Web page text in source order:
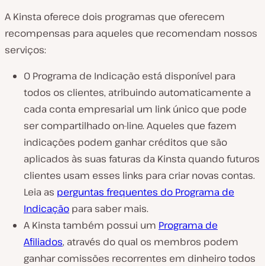
A Kinsta oferece dois programas que oferecem
recompensas para aqueles que recomendam nossos
serviços:
O Programa de Indicação está disponível para
todos os clientes, atribuindo automaticamente a
cada conta empresarial um link único que pode
ser compartilhado on-line. Aqueles que fazem
indicações podem ganhar créditos que são
aplicados às suas faturas da Kinsta quando futuros
clientes usam esses links para criar novas contas.
Leia as perguntas frequentes do Programa de
Indicação para saber mais.
A Kinsta também possui um Programa de
Afiliados, através do qual os membros podem
ganhar comissões recorrentes em dinheiro todos